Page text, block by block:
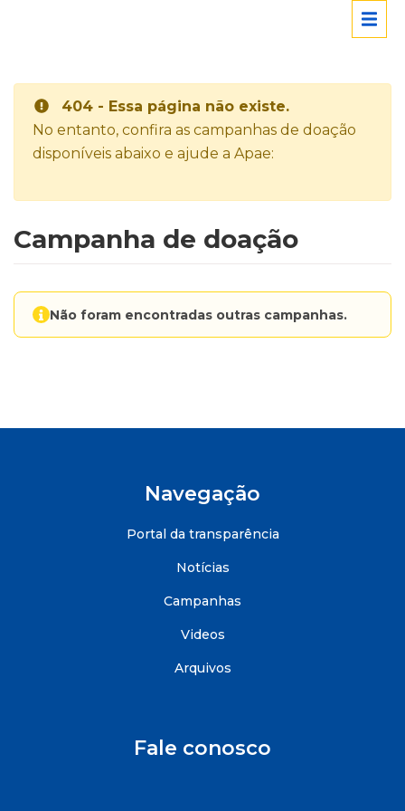
404 - Essa página não existe.
No entanto, confira as campanhas de doação
disponíveis abaixo e ajude a Apae:
Campanha de doação
Não foram encontradas outras campanhas.
Navegação
Portal da transparência
Notícias
Campanhas
Videos
Arquivos
Fale conosco